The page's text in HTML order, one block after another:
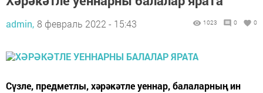
admin, 8 февраль 2022 - 15:43 1023 0 0
Сүзле, предметлы, хәрәкәтле уеннар, балаларның​ ин